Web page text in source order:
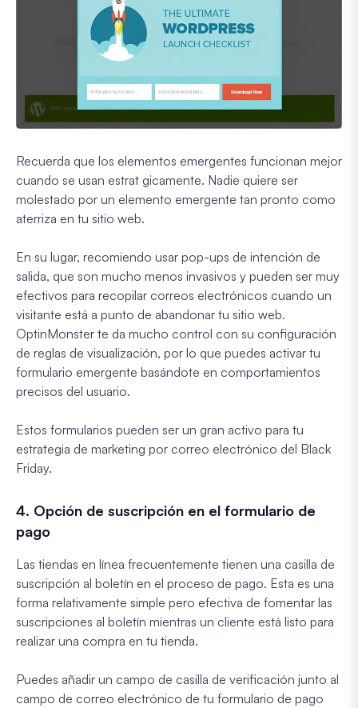
Recuerda que los elementos emergentes funcionan mejor
cuando se usan estrat gicamente. Nadie quiere ser
molestado por un elemento emergente tan pronto como
aterriza en tu sitio web.
En su lugar, recomiendo usar pop-ups de intención de
salida, que son mucho menos invasivos y pueden ser muy
efectivos para recopilar correos electrónicos cuando un
visitante está a punto de abandonar tu sitio web.
OptinMonster te da mucho control con su configuración
de reglas de visualización, por lo que puedes activar tu
formulario emergente basándote en comportamientos
precisos del usuario.
Estos formularios pueden ser un gran activo para tu
estrategia de marketing por correo electrónico del Black
Friday.
4. Opción de suscripción en el formulario de
pago
Las tiendas en línea frecuentemente tienen una casilla de
suscripción al boletín en el proceso de pago. Esta es una
forma relativamente simple pero efectiva de fomentar las
suscripciones al boletín mientras un cliente está listo para
realizar una compra en tu tienda.
Puedes añadir un campo de casilla de verificación junto al
campo de correo electrónico de tu formulario de pago